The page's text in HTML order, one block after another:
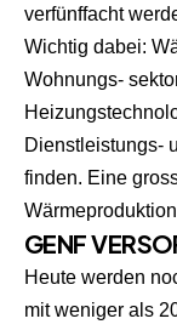
verfünffacht
Wichtig dabei:
Wohnungs-
Dienstleistungs-
finden. Eine
GENF
Heute werden
mit weniger als